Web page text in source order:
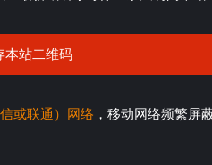
本站二维码
信或联通）网络 ，移动网络频繁屏